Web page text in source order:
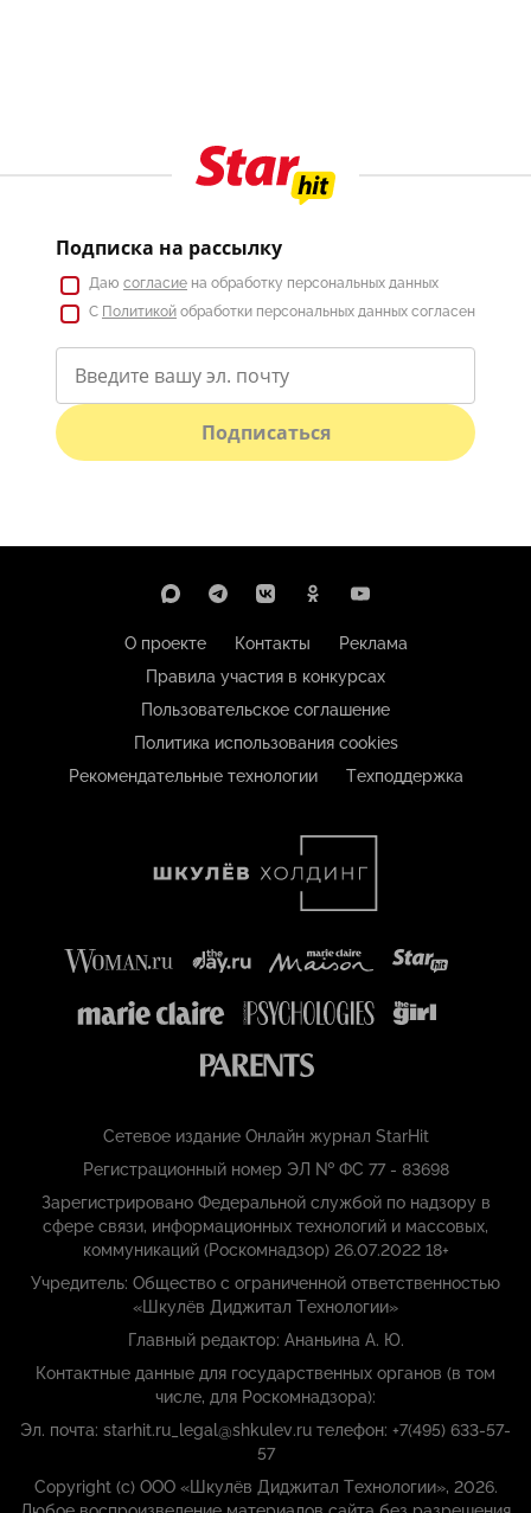
Подписка на рассылку
Даю согласие на обработку персональных данных
С Политикой обработки персональных данных согласен
Подписаться
О проекте Контакты
Реклама
Правила участия в конкурсах
Пользовательское соглашение
Политика использования cookies
Рекомендательные технологии
Техподдержка
Сетевое издание Онлайн журнал StarHit
Регистрационный номер ЭЛ № ФС 77 - 83698
Зарегистрировано Федеральной службой по надзору в
сфере связи, информационных технологий и массовых,
коммуникаций (Роскомнадзор) 26.07.2022 18+
Учредитель: Общество с ограниченной ответственностью
«Шкулёв Диджитал Технологии»
Главный редактор: Ананьина А. Ю.
Контактные данные для государственных органов (в том
числе, для Роскомнадзора):
Эл. почта: starhit.ru_legal@shkulev.ru телефон: +7(495) 633-57-
57
Copyright (с) ООО «Шкулёв Диджитал Технологии», 2026.